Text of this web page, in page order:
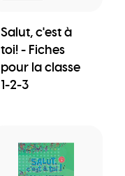
Salut, c'est à
toi! - Fiches
pour la classe
1-2-3